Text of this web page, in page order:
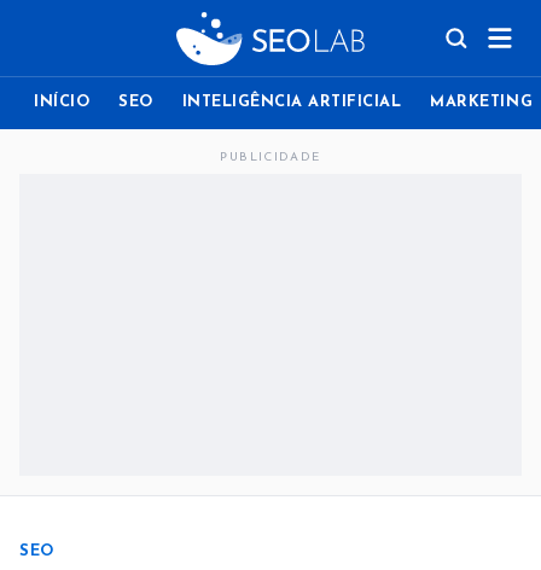
INÍCIO SEO INTELIGÊNCIA ARTIFICIAL MARKETING
PUBLICIDADE
SEO